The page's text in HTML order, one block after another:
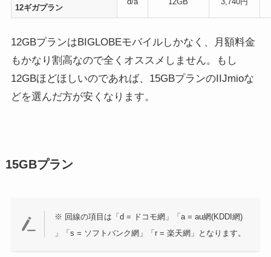
12ギガプラン
12GBプランはBIGLOBEモバイルしかなく、月額料金
もかなり割高なので全くオススメしません。もし
12GBほどほしいのであれば、15GBプランのIIJmioな
どを選んだ方が安くなります。
15GBプラン
※ 回線の項目は「d = ドコモ網」「a = au網(KDDI網)
」「s = ソフトバンク網」「r = 楽天網」となります。